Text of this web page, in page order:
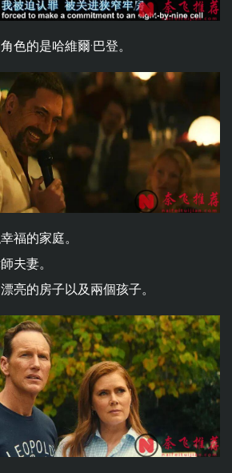
色的是哈維爾·巴登。
福的家庭。
夫妻。
亮的房子以及兩個孩子。